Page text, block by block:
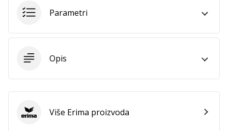
Parametri
Opis
Erima Više Erima proizvoda